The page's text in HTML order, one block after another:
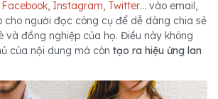
Instagram, Twitter… vào email,
cho người đọc công cụ để dễ dàng chia sẻ
và đồng nghiệp của họ. Điều này không
của nội dung mà còn tạo ra hiệu ứng lan